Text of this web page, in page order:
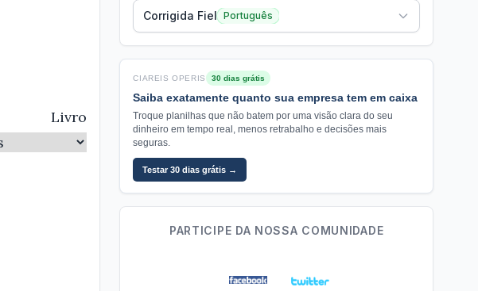
Livro
Corrigida Fiel Português
CIAREIS OPERIS 30 dias grátis
Saiba exatamente quanto sua empresa tem em caixa
Troque planilhas que não batem por uma visão clara do seu
dinheiro em tempo real, menos retrabalho e decisões mais
seguras.
Testar 30 dias grátis →
PARTICIPE DA NOSSA COMUNIDADE